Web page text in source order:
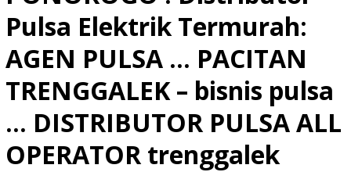
Pulsa Elektrik Termurah:
AGEN PULSA … PACITAN
TRENGGALEK – bisnis pulsa
… DISTRIBUTOR PULSA ALL
OPERATOR trenggalek